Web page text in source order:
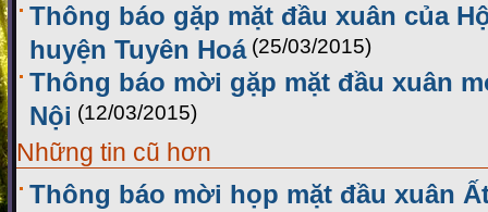
Thông báo gặp mặt đầu xuân của
huyện Tuyên Hoá (25/03/2015)
Thông báo mời gặp mặt đầu xuân
Nội (12/03/2015)
Những tin cũ hơn
Thông báo mời họp mặt đầu xuân